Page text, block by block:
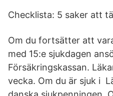
Checklista: 5 saker att
Om du fortsätter att
med 15:e sjukdagen
Försäkringskassan.
vecka. Om du är sjuk i